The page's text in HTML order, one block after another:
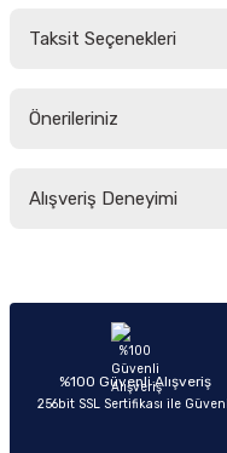
Taksit Seçenekleri
Önerileriniz
yetersiz gördüğünüz
Ürün açıklamasında eksik
Ürün bilgilerinde hatalar
Ürün fiyatı diğer sitelerden
Alışveriş Deneyimi
%100 Güvenli Alışveriş
256bit SSL Sertifikası ile